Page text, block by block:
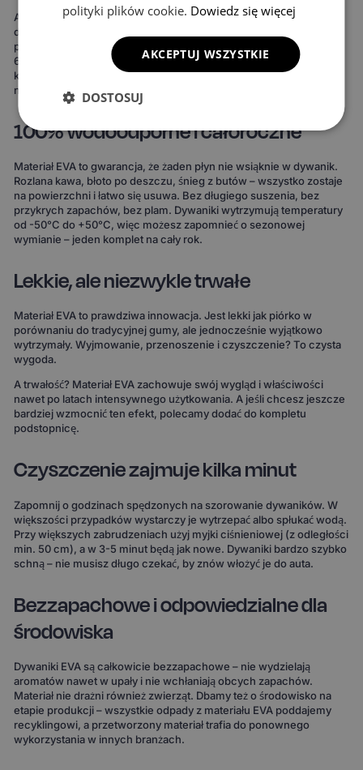
Ale to nie wszystko. Możesz też stworzyć dywaniki idealnie
dopasowane do Twojego stylu. Do wyboru masz 15 kolorów
powierzchni, 3 wzory komórek i 20 wariantów obszycia – to ponad
690 kombinacji! Możesz wybrać dywaniki, które idealnie
komponują się z wnętrzem Twojego auta lub nadają mu zupełnie
nowy charakter.
100% wodoodporne i całoroczne
Materiał EVA to gwarancja, że żaden płyn nie wsiąknie w dywanik.
Rozlana kawa, błoto po deszczu, śnieg z butów – wszystko zostaje
na powierzchni i łatwo się usuwa. Bez długiego suszenia, bez
przykrych zapachów, bez plam. Dywaniki wytrzymują temperatury
od -50°C do +50°C, więc możesz zapomnieć o sezonowej
wymianie – jeden komplet na cały rok.
Lekkie, ale niezwykle trwałe
Materiał EVA to prawdziwa innowacja. Jest lekki jak piórko w
porównaniu do tradycyjnej gumy, ale jednocześnie wyjątkowo
wytrzymały. Wyjmowanie, przenoszenie i czyszczenie? To czysta
wygoda.
A trwałość? Materiał EVA zachowuje swój wygląd i właściwości
nawet po latach intensywnego użytkowania. A jeśli chcesz jeszcze
bardziej wzmocnić ten efekt, polecamy dodać do kompletu
podstopnicę.
Czyszczenie zajmuje kilka minut
Zapomnij o godzinach spędzonych na szorowanie dywaników. W
większości przypadków wystarczy je wytrzepać albo spłukać wodą.
Przy większych zabrudzeniach użyj myjki ciśnieniowej (z odległości
min. 50 cm), a w 3-5 minut będą jak nowe. Dywaniki bardzo szybko
schną – nie musisz długo czekać, by znów włożyć je do auta.
Bezzapachowe i odpowiedzialne dla
środowiska
Dywaniki EVA są całkowicie bezzapachowe – nie wydzielają
aromatów nawet w upały i nie wchłaniają obcych zapachów.
Materiał nie drażni również zwierząt. Dbamy też o środowisko na
etapie produkcji – wszystkie odpady z materiału EVA poddajemy
recyklingowi, a przetworzony materiał trafia do ponownego
wykorzystania w innych branżach.
polityki plików cookie. Dowiedz się więcej
AKCEPTUJ WSZYSTKIE
DOSTOSUJ